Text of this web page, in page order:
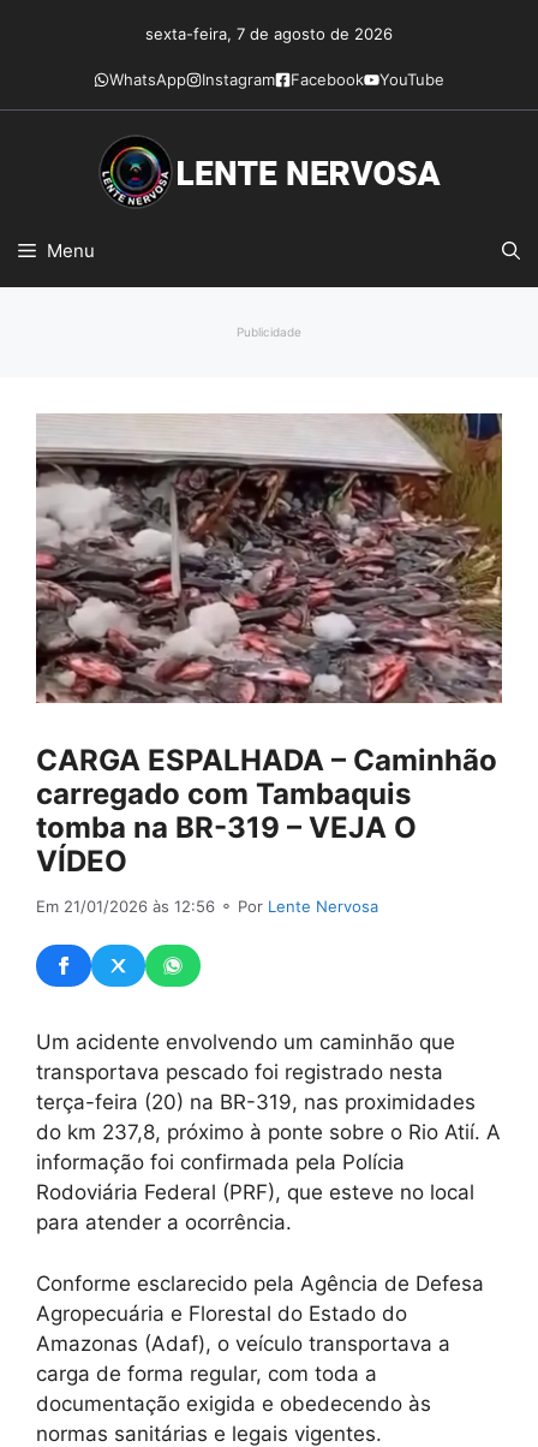
conteúdo
sexta-feira, 7 de agosto de 2026
WhatsApp Instagram Facebook YouTube
Menu
Publicidade
CARGA ESPALHADA – Caminhão
carregado com Tambaquis
tomba na BR-319 – VEJA O
VÍDEO
Em 21/01/2026 às 12:56 ⚬ Por Lente Nervosa
Um acidente envolvendo um caminhão que
transportava pescado foi registrado nesta
terça-feira (20) na BR-319, nas proximidades
do km 237,8, próximo à ponte sobre o Rio Atií. A
informação foi confirmada pela Polícia
Rodoviária Federal (PRF), que esteve no local
para atender a ocorrência.
Conforme esclarecido pela Agência de Defesa
Agropecuária e Florestal do Estado do
Amazonas (Adaf), o veículo transportava a
carga de forma regular, com toda a
documentação exigida e obedecendo às
normas sanitárias e legais vigentes.